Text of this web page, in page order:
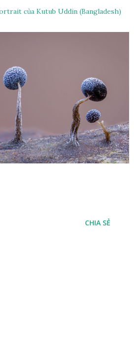
của Kutub Uddin (Bangladesh)
CHIA SẺ